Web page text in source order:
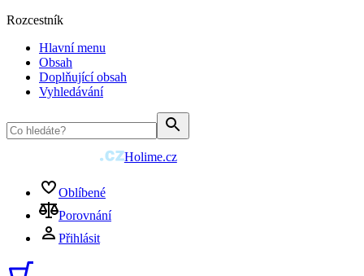
Rozcestník
Hlavní menu
Obsah
Doplňující obsah
Vyhledávání
Holime.cz
Oblíbené
Porovnání
Přihlásit